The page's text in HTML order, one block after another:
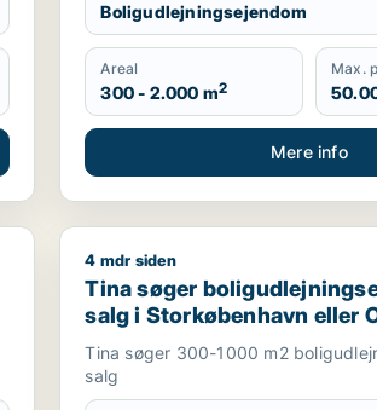
Boligudlejningsejendom
Areal
300 - 2.000 m2
Max.
Mere info
garage til salg i København K,
Tina søger
4 mdr siden
Tina søger
salg i Storkøbenhavn eller
Tina søger 300-1000 m2
salg